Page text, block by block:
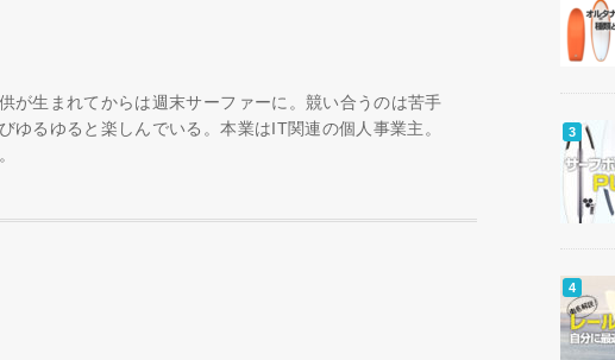
が生まれてからは週末サーファーに。競い合うのは苦手
ゆるゆると楽しんでいる。本業はIT関連の個人事業主。